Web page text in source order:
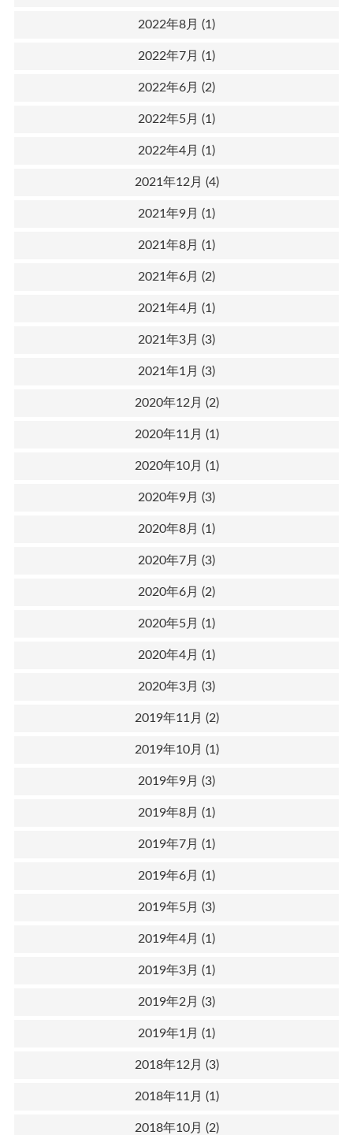
2022年8月 (1)
2022年7月 (1)
2022年6月 (2)
2022年5月 (1)
2022年4月 (1)
2021年12月 (4)
2021年9月 (1)
2021年8月 (1)
2021年6月 (2)
2021年4月 (1)
2021年3月 (3)
2021年1月 (3)
2020年12月 (2)
2020年11月 (1)
2020年10月 (1)
2020年9月 (3)
2020年8月 (1)
2020年7月 (3)
2020年6月 (2)
2020年5月 (1)
2020年4月 (1)
2020年3月 (3)
2019年11月 (2)
2019年10月 (1)
2019年9月 (3)
2019年8月 (1)
2019年7月 (1)
2019年6月 (1)
2019年5月 (3)
2019年4月 (1)
2019年3月 (1)
2019年2月 (3)
2019年1月 (1)
2018年12月 (3)
2018年11月 (1)
2018年10月 (2)